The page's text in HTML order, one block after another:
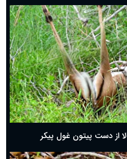
از دست پیتون غول پیکر